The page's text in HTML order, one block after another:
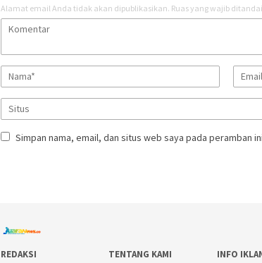
Alamat email Anda tidak akan dipublikasikan. Ruas yang wajib ditandai
Simpan nama, email, dan situs web saya pada peramban
REDAKSI TENTANG KAMI INFO